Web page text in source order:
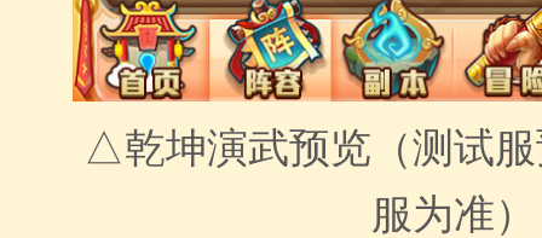
△乾坤演武预览（测试
服为准）